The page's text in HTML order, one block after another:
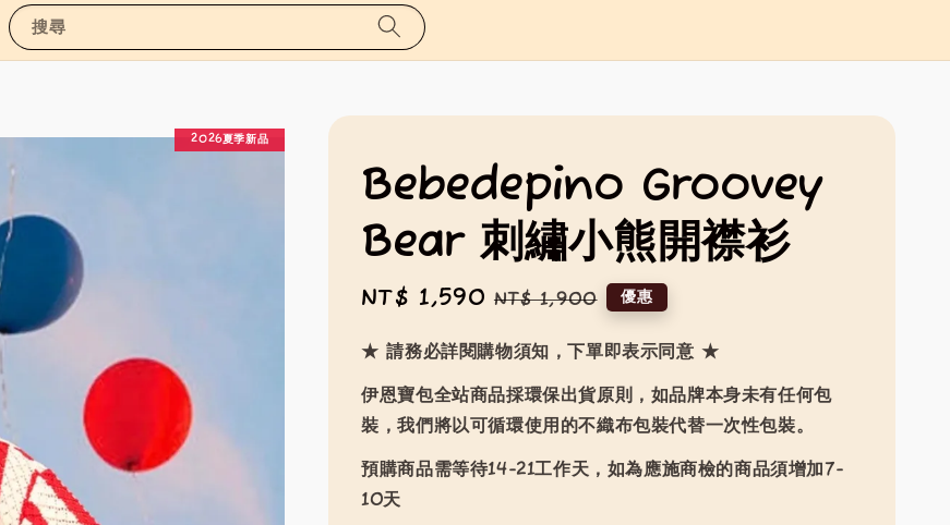
搜尋
2026夏季新品
Bebedepino Groovey
Bear 刺繡小熊開襟衫
Sale
NT$ 1,590 Regular
NT$ 1,900 優惠
★ 請務必詳閱購物須知，下單即表示同意 ★
伊恩寶包全站商品採環保出貨原則，如品牌本身未有任何包
裝，我們將以可循環使用的不織布包裝代替一次性包裝。
預購商品需等待14-21工作天，如為應施商檢的商品須增加7-
10天